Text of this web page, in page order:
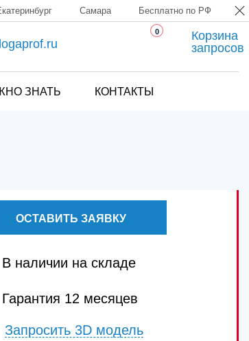
Самара Бесплатно по РФ
0
Корзина
запросов
ЗНАТЬ КОНТАКТЫ
ОСТАВИТЬ ЗАЯВКУ
В наличии на складе
Гарантия 12 месяцев
Запросить 3D модель